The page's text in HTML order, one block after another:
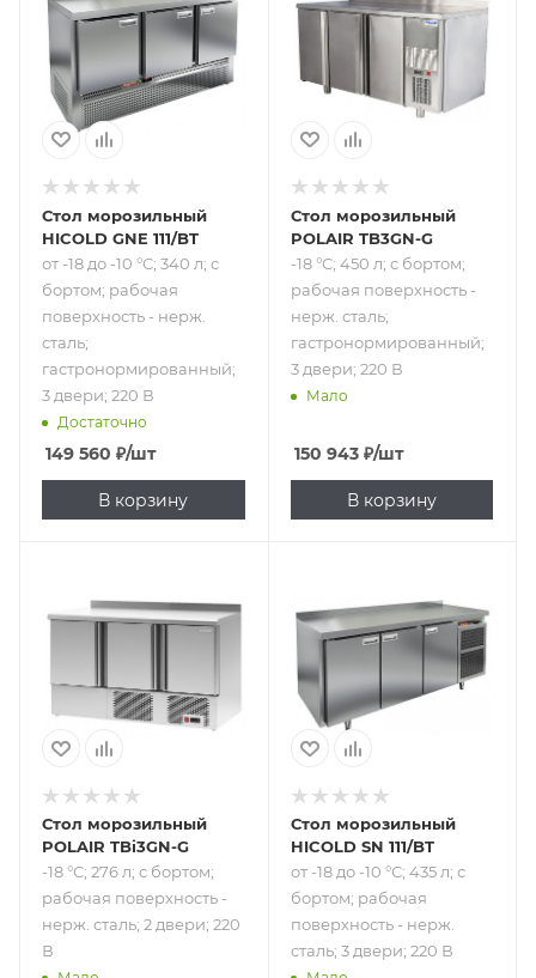
340 л; с бортом;
рабочая
поверхность -
нерж. сталь;
гастронормированный;
3 двери; 220 В
Стол морозильный
HICOLD GNE 111/BT
от -18 до -10 °С; 340 л; с
бортом; рабочая
поверхность - нерж.
сталь;
гастронормированный;
3 двери; 220 В
Достаточно
149 560 ₽/шт
В корзину
бортом; рабочая
поверхность -
нерж. сталь;
гастронормированный;
3 двери; 220 В
Стол морозильный
POLAIR TB3GN-G
-18 °С; 450 л; с бортом;
рабочая поверхность -
нерж. сталь;
гастронормированный;
3 двери; 220 В
Мало
150 943₽/шт
В корзину
-18 °С; 276 л; с
бортом; рабочая
двери; 220 В
Стол морозильный
POLAIR TBi3GN-G
-18 °С; 276 л; с бортом;
рабочая поверхность -
нерж. сталь; 2 двери; 220
В
435 л; с бортом;
рабочая
поверхность -
нерж. сталь; 3
двери; 220 В
Стол морозильный
HICOLD SN 111/BT
от -18 до -10 °С; 435 л; с
бортом; рабочая
поверхность - нерж.
сталь; 3 двери; 220 В